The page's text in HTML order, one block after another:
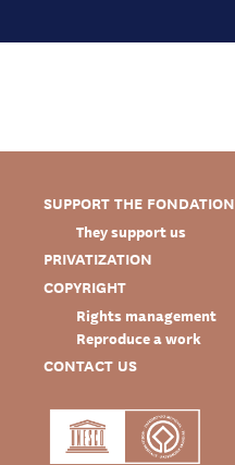
SUPPORT THE FONDATION
They support us
PRIVATIZATION
COPYRIGHT
Rights management
Reproduce a work
CONTACT US